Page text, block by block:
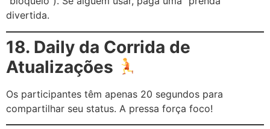
divertida.
18. Daily da Corrida de
Atualizações
Os participantes têm apenas 20 segundos para
compartilhar seu status. A pressa força foco!